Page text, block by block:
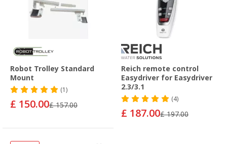
Robot Trolley Standard
Mount
(1)
£ 150.00£ 157.00
Reich remote control
Easydriver for Easydriver
2.3/3.1
(4)
£ 187.00£ 197.00